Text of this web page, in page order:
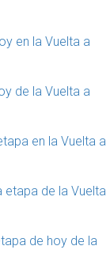
en la Vuelta a
de la Vuelta a
en la Vuelta a
etapa de la Vuelta
de hoy de la